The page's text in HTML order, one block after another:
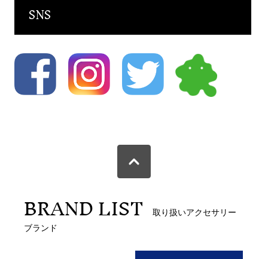
SNS
BRAND LIST 取り扱いアクセサリー
ブランド